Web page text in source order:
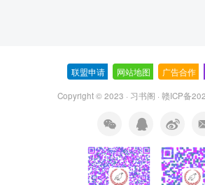
联盟申请 网站地图 广告合作
Copyright © 2023 · 习书阁 · 赣ICP备